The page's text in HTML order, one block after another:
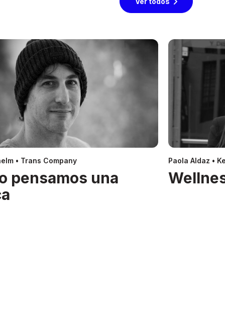
• Trans Company
pensamos una
Paola Aldaz •